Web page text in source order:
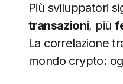
Più sviluppatori
transazioni, più
La correlazione
mondo crypto: